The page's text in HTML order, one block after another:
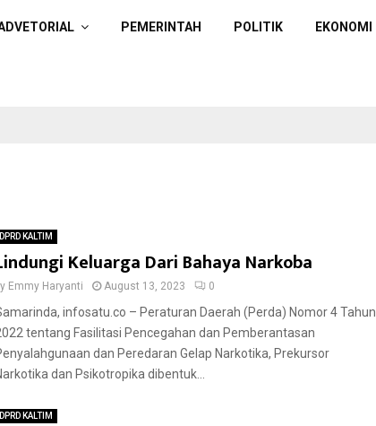
PEMERINTAH POLITIK EKONOMI
DPRD KALTIM
Keluarga Dari Bahaya Narkoba
Emmy Haryanti August 13, 2023 0
infosatu.co – Peraturan Daerah (Perda) Nomor 4 Tahun
tentang Fasilitasi Pencegahan dan Pemberantasan
dan Peredaran Gelap Narkotika, Prekursor
dan Psikotropika dibentuk...
DPRD KALTIM